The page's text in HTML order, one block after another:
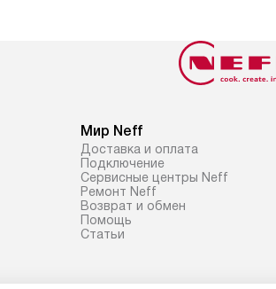
Мир Neff
Доставка и оплата
Подключение
Сервисные центры Neff
Ремонт Neff
Возврат и обмен
Помощь
Статьи